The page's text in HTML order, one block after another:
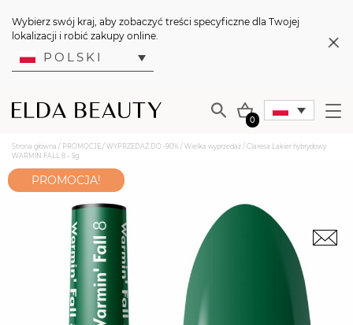
Wybierz swój kraj, aby zobaczyć treści specyficzne dla Twojej
lokalizacji i robić zakupy online.
POLSKI
0
Strona główna / PROMOCJE / WYPRZEDAŻ DO -90% / Wielka wyprzedaż / Claresa Lakier hybrydowy
WARMIN FALL 8 – 5g
PROMOCJA!